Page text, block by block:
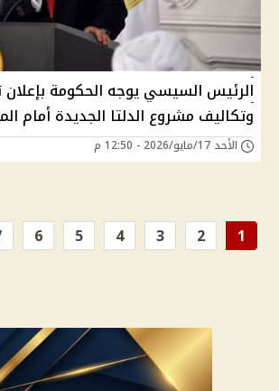
الرئيس السيسي يوجه الحكومة
وتكاليف مشروع الدلتا الجديدة أمام
الأحد 17/مايو/2026 - 12:50 م
1
2
3
4
5
6